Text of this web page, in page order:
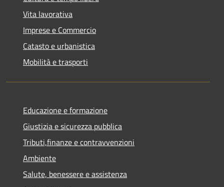
Vita lavorativa
Imprese e Commercio
Catasto e urbanistica
Mobilità e trasporti
Educazione e formazione
Giustizia e sicurezza pubblica
Tributi,finanze e contravvenzioni
Ambiente
Salute, benessere e assistenza